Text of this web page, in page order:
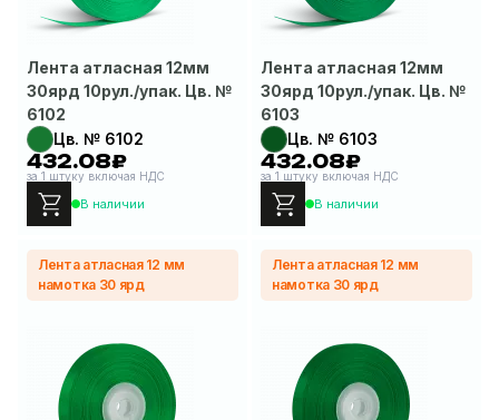
Лента атласная 12мм
30ярд 10рул./упак. Цв. №
6102
Цв. № 6102
432.08₽
за 1 штуку включая НДС
В наличии
Лента атласная 12мм
30ярд 10рул./упак. Цв. №
6103
Цв. № 6103
432.08₽
за 1 штуку включая НДС
В наличии
Лента атласная 12 мм
намотка 30 ярд
Лента атласная 12 мм
намотка 30 ярд